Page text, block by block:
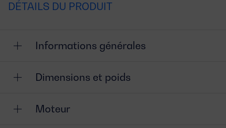
DÉTAILS DU PRODUIT
Informations générales
Dimensions et poids
Moteur